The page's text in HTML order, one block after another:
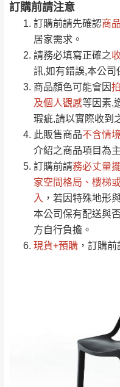
訂購前請注意
訂購前請先確認商
居家需求。
請務必填寫正確之
訊,如有錯誤,本公司
商品顏色可能會因
及個人觀感等因素,
瑕疵,請以實際收到
此販售商品不含情
介紹之商品項目為
訂購前請務必丈量
家空間格局、 樓梯
入 ，若因特殊地形
本公司保有配送與
方自行負擔。
現貨+預購 ，訂購
運
運送地區
桃園
＊
新竹
注意事項：
由於品項繁多
要購買商品，
Line客服」來
「金額」。
若商品價格或庫
單。部分網路商品恕
見諒！
接單後二日內(
電話聯絡或E-
（線上客
服
下單前先詢問
現貨我們客服
（洽詢方式請
地區恕無法提
苗栗至基隆；
地型限制(山區
法搬運上樓等
保有出貨的權
0/5 (0)筆
全部 依評論高
依評論低至高排列
只顯示附上評論